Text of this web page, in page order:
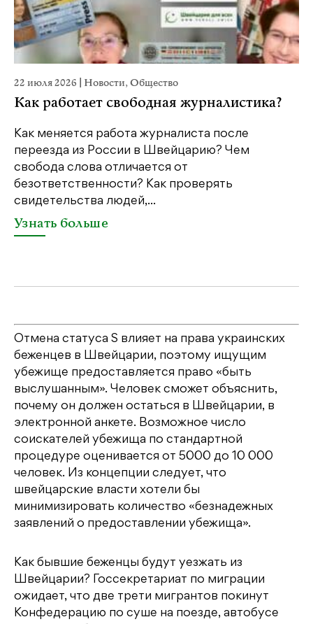
22 июля 2026 Новости,Общество
Как работает свободная журналистика?
Как меняется работа журналиста после
переезда из России в Швейцарию? Чем
свобода слова отличается от
безответственности? Как проверять
свидетельства людей,...
Узнать больше
Отмена статуса S влияет на права украинских
беженцев в Швейцарии, поэтому ищущим
убежище предоставляется право «быть
выслушанным». Человек сможет объяснить,
почему он должен остаться в Швейцарии, в
электронной анкете. Возможное число
соискателей убежища по стандартной
процедуре оценивается от 5000 до 10 000
человек. Из концепции следует, что
швейцарские власти хотели бы
минимизировать количество «безнадежных
заявлений о предоставлении убежища».
Как бывшие беженцы будут уезжать из
Швейцарии? Госсекретариат по миграции
ожидает, что две трети мигрантов покинут
Конфедерацию по суше на поезде, автобусе